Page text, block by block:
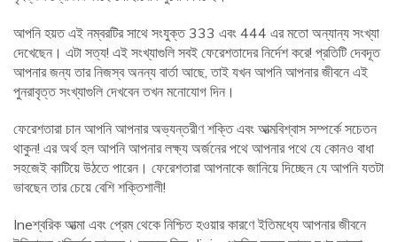
আপনি হয়ত এই নম্বরটির সাথে সংযুক্ত 333 এবং 444 এর মতো অন্যান্য সংখ্যা
দেখেছেন। এটা সত্য! এই সংখ্যাগুলি সবই ফেরেশতাদের নির্দেশ করে! প্রতিটি দেবদূত
আপনার জন্য তার নিজস্ব অনন্য বার্তা আছে, তাই যখন আপনি আপনার জীবনে এই
পুনরাবৃত্ত সংখ্যাগুলি দেখবেন তখন মনোযোগ দিন।
ফেরেশতারা চান আপনি আপনার অভ্যন্তরীণ শক্তি এবং আত্মবিশ্বাস সম্পর্কে সচেতন
থাকুন! এর অর্থ হল আপনি আপনার লক্ষ্য অর্জনের পথে আপনার পথে যে কোনও বাধা
সহজেই কাটিয়ে উঠতে পারেন। ফেরেশতারা আপনাকে জানিয়ে দিচ্ছেন যে আপনি যতটা
ভাবছেন তার চেয়ে বেশি শক্তিশালী!
Ineশ্বরিক আত্মা এবং প্রেম থেকে নিশ্চিত হওয়ার কারণে ইতিমধ্যে আপনার জীবনে